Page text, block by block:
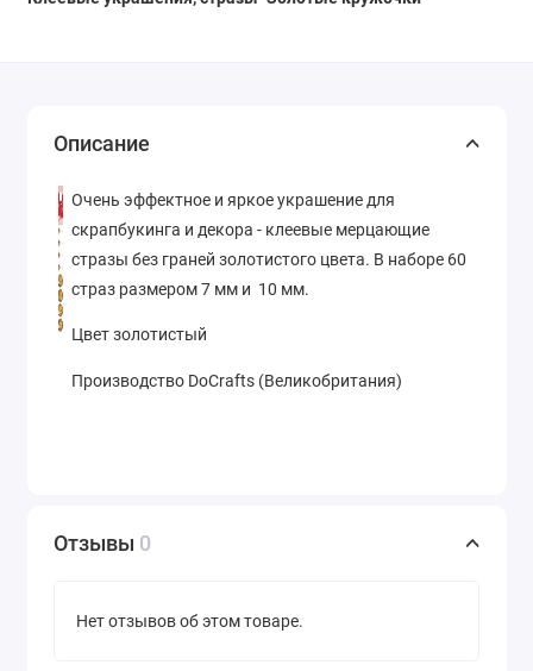
Описание
Очень эффектное и яркое украшение для
скрапбукинга и декора - клеевые мерцающие
стразы без граней золотистого цвета. В наборе 60
страз размером 7 мм и 10 мм.
Цвет золотистый
Производство DoCrafts (Великобритания)
Отзывы 0
Нет отзывов об этом товаре.